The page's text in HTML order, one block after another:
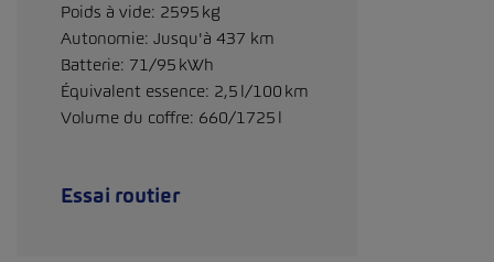
Poids à vide: 2595 kg
Autonomie: Jusqu'à 437 km
Batterie: 71/95 kWh
Équivalent essence: 2,5 l/100 km
Volume du coffre: 660/1725 l
Essai routier